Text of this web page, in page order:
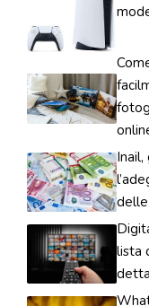
Inail,
lista